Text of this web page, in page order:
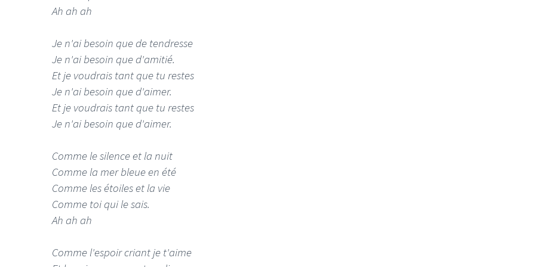
Ah ah ah
Je n'ai besoin que de tendresse
Je n'ai besoin que d'amitié.
Et je voudrais tant que tu restes
Je n'ai besoin que d'aimer.
Et je voudrais tant que tu restes
Je n'ai besoin que d'aimer.
Comme le silence et la nuit
Comme la mer bleue en été
Comme les étoiles et la vie
Comme toi qui le sais.
Ah ah ah
Comme l'espoir criant je t'aime
LE GROS RIFFIFI –